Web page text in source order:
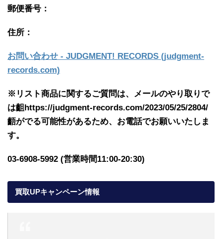
郵便番号：
住所：
お問い合わせ - JUDGMENT! RECORDS (judgment-
records.com)
※リスト商品に関するご質問は、メールのやり取りで
は齟https://judgment-records.com/2023/05/25/2804/
齬がでる可能性があるため、お電話でお願いいたしま
す。
03-6908-5992 (営業時間11:00-20:30)
買取UPキャンペーン情報